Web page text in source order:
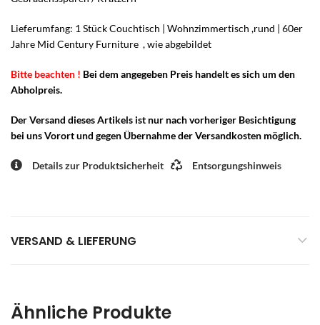
Lieferumfang: 1 Stück Couchtisch | Wohnzimmertisch ,rund | 60er
Jahre Mid Century Furniture , wie abgebildet
Bitte beachten ! Bei dem angegeben Preis handelt es sich um den
Abholpreis.
Der Versand dieses Artikels ist nur nach vorheriger Besichtigung
bei uns Vorort und gegen Übernahme der Versandkosten möglich.
Details zur Produktsicherheit Entsorgungshinweis
VERSAND & LIEFERUNG
Ähnliche Produkte